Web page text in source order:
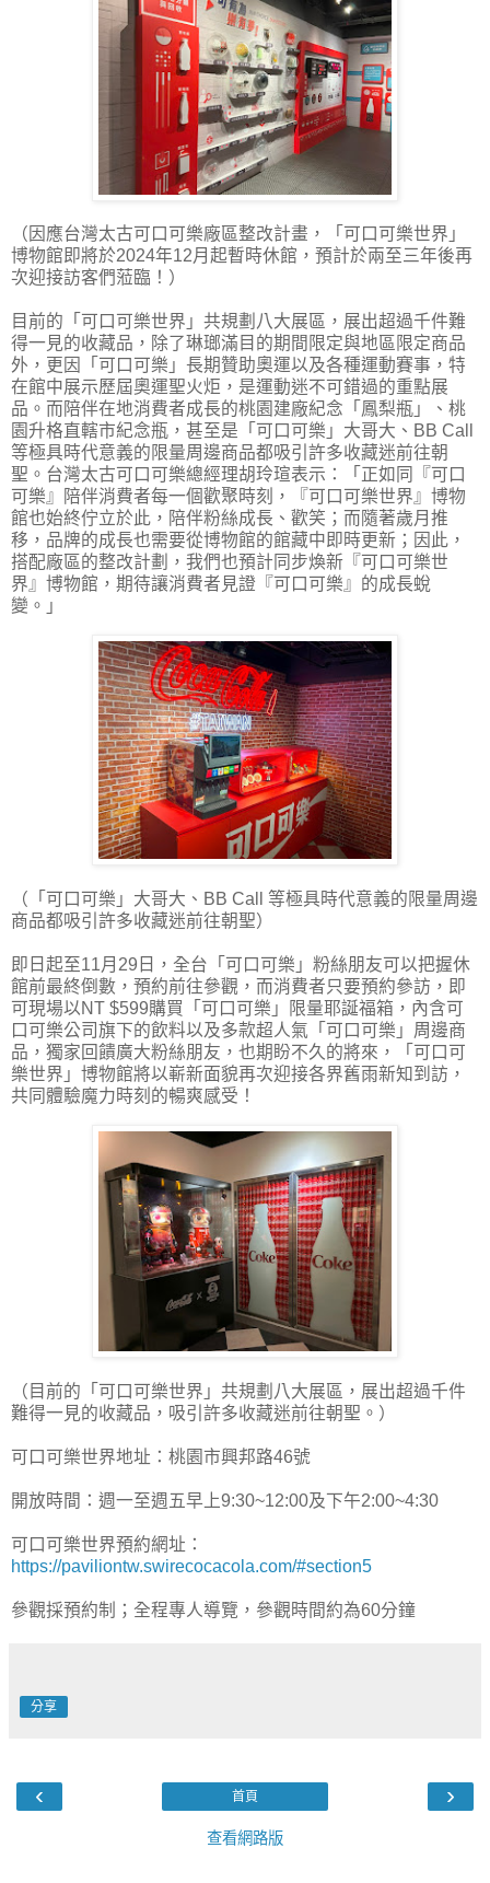
（因應台灣太古可口可樂廠區整改計畫，「可口可樂世界」
博物館即將於2024年12月起暫時休館，預計於兩至三年後再
次迎接訪客們蒞臨！）
目前的「可口可樂世界」共規劃八大展區，展出超過千件難
得一見的收藏品，除了琳瑯滿目的期間限定與地區限定商品
外，更因「可口可樂」長期贊助奧運以及各種運動賽事，特
在館中展示歷屆奧運聖火炬，是運動迷不可錯過的重點展
品。而陪伴在地消費者成長的桃園建廠紀念「鳳梨瓶」、桃
園升格直轄市紀念瓶，甚至是「可口可樂」大哥大、BB Call
等極具時代意義的限量周邊商品都吸引許多收藏迷前往朝
聖。台灣太古可口可樂總經理胡玲瑄表示：「正如同『可口
可樂』陪伴消費者每一個歡聚時刻，『可口可樂世界』博物
館也始終佇立於此，陪伴粉絲成長、歡笑；而隨著歲月推
移，品牌的成長也需要從博物館的館藏中即時更新；因此，
搭配廠區的整改計劃，我們也預計同步煥新『可口可樂世
界』博物館，期待讓消費者見證『可口可樂』的成長蛻
變。」
（「可口可樂」大哥大、BB Call 等極具時代意義的限量周邊
商品都吸引許多收藏迷前往朝聖）
即日起至11月29日，全台「可口可樂」粉絲朋友可以把握休
館前最終倒數，預約前往參觀，而消費者只要預約參訪，即
可現場以NT $599購買「可口可樂」限量耶誕福箱，內含可
口可樂公司旗下的飲料以及多款超人氣「可口可樂」周邊商
品，獨家回饋廣大粉絲朋友，也期盼不久的將來，「可口可
樂世界」博物館將以嶄新面貌再次迎接各界舊雨新知到訪，
共同體驗魔力時刻的暢爽感受！
（目前的「可口可樂世界」共規劃八大展區，展出超過千件
難得一見的收藏品，吸引許多收藏迷前往朝聖。）
可口可樂世界地址：桃園市興邦路46號
開放時間：週一至週五早上9:30~12:00及下午2:00~4:30
可口可樂世界預約網址：
https://paviliontw.swirecocacola.com/#section5
參觀採預約制；全程專人導覽，參觀時間約為60分鐘
分享
‹ ›
首頁
查看網路版